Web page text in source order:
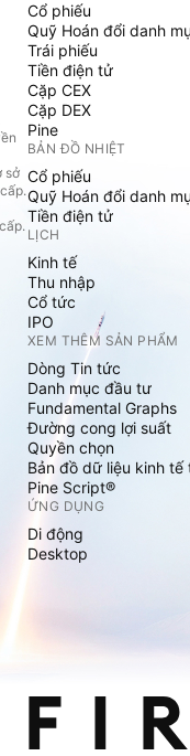
sở
Cổ phiếu
Quỹ Hoán đổi danh
Trái phiếu
Tiền điện tử
Cặp CEX
Cặp DEX
Pine
BẢN ĐỒ NHIỆT
Cổ phiếu
Quỹ Hoán đổi danh
Tiền điện tử
LỊCH
Kinh tế
Thu nhập
Cổ tức
IPO
XEM THÊM SẢN PHẨM
Dòng Tin tức
Danh mục đầu tư
Fundamental Graphs
Đường cong lợi suất
Quyền chọn
Bản đồ dữ liệu kinh tế
Pine Script®
ỨNG DỤNG
Di động
Desktop